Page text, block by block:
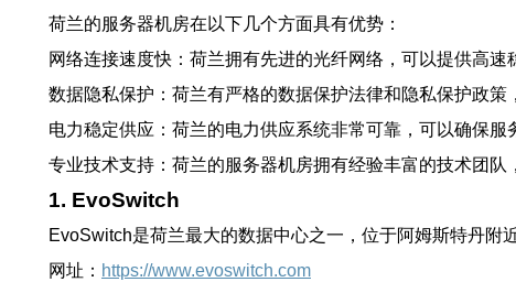
荷兰的服务器机房在以下几个方面具有优势：
网络连接速度快：荷兰拥有先进的光纤网络，可以提供高速
数据隐私保护：荷兰有严格的数据保护法律和隐私保护政策
电力稳定供应：荷兰的电力供应系统非常可靠，可以确保服
专业技术支持：荷兰的服务器机房拥有经验丰富的技术团队
1. EvoSwitch
EvoSwitch是荷兰最大的数据中心之一，位于阿姆斯特丹附
网址： https://www.evoswitch.com